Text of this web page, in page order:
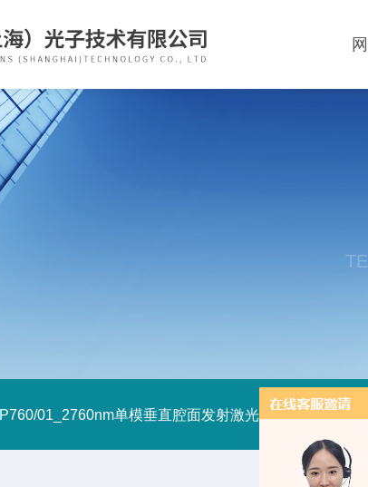
P760/01_2760nm单模垂直腔面发射激光器 RFLDM-